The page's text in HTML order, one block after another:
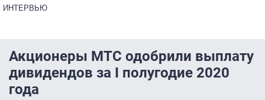
ИНТЕРВЬЮ
Акционеры МТС одобрили выплату
дивидендов за I полугодие 2020
года